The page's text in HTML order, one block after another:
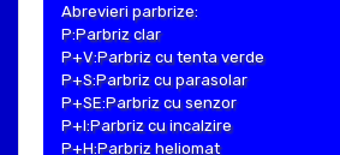
Abrevieri parbrize:
P:Parbriz clar
P+V:Parbriz cu tenta verde
P+S:Parbriz cu parasolar
P+SE:Parbriz cu senzor
P+I:Parbriz cu incalzire
P+H:Parbriz heliomat